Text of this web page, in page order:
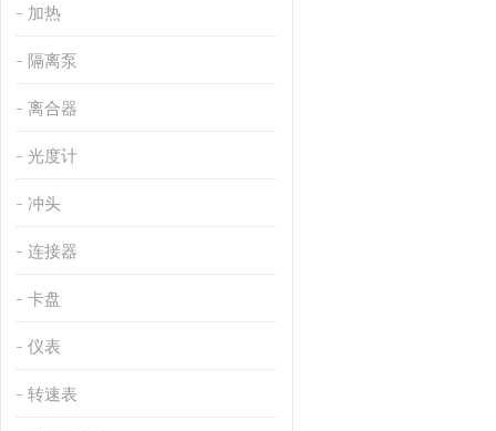
加热
隔离泵
离合器
光度计
冲头
连接器
卡盘
仪表
转速表